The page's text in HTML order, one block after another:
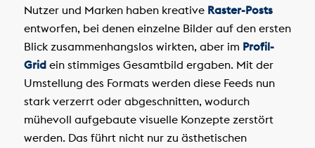
Nutzer und Marken haben kreative Raster-Posts
entworfen, bei denen einzelne Bilder auf den ersten
Blick zusammenhangslos wirkten, aber im Profil-
Gridein stimmiges Gesamtbild ergaben. Mit der
Umstellung des Formats werden diese Feeds nun
stark verzerrt oder abgeschnitten, wodurch
mühevoll aufgebaute visuelle Konzepte zerstört
werden. Das führt nicht nur zu ästhetischen